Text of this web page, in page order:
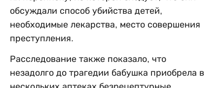
обсуждали способ убийства детей,
необходимые лекарства, место совершения
преступления.
Расследование также показало, что
незадолго до трагедии бабушка приобрела в